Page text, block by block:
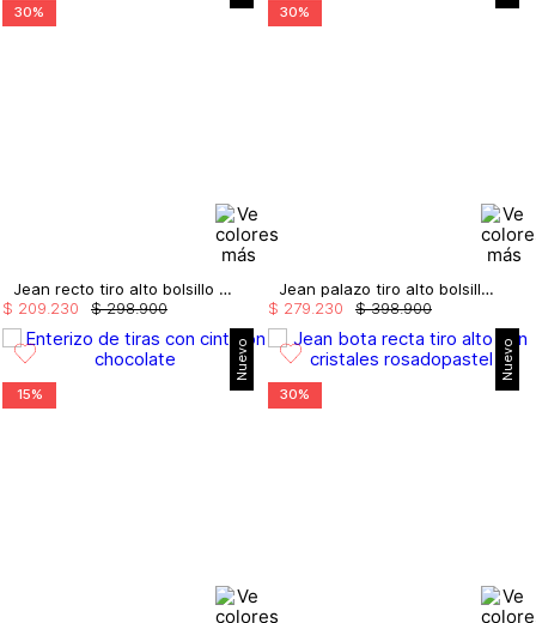
30%
Jean recto tiro alto bolsillo en crochet
$ 298.900
$ 209 230
30%
Jean palazo tiro alto bolsillo cargo
$ 398.900
$ 279 230
Nuevo
15%
Nuevo
30%